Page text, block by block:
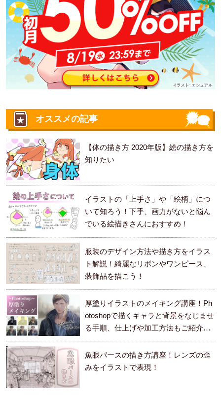
オススメの記事
【体の描き方 2020年版】絵の描き方を
知りたい
イラストの「上手さ」や「絵柄」につ
いて知ろう！下手、画力がないと悩ん
でいる絵描きさんにおすすめ！
服装のデザイン方法や描き方をイラス
ト解説！綺麗なリボンやワンピース、
装飾品を描こう！
厚塗りイラストのメイキング講座！Ph
otoshopで描くキャラと背景をなじませ
る手順、仕上げや加工方法もご紹介し
ます。
魚眼パースの描き方講座！レンズの歪
みをイラストで表現！